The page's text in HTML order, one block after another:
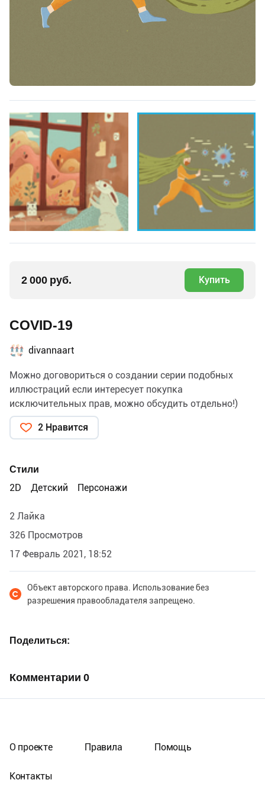
2 000 руб. Купить
COVID-19
divannaart
Можно договориться о создании серии подобных
иллюстраций если интересует покупка
исключительных прав, можно обсудить отдельно!)
2 Нравится
Стили
2D
Детский Персонажи
2 Лайка
326 Просмотров
17 Февраль 2021, 18:52
Объект авторского права. Использование без
разрешения правообладателя запрещено.
Поделиться
Комментарии 0
О проекте Правила Помощь
Контакты